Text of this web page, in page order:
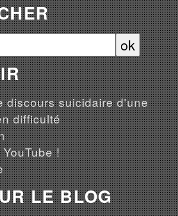
discours suicidaire d'une
difficulté
!
LE BLOG